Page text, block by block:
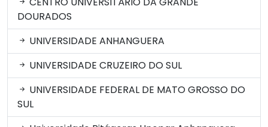
DOURADOS
UNIVERSIDADE ANHANGUERA
UNIVERSIDADE CRUZEIRO DO SUL
UNIVERSIDADE FEDERAL DE MATO GROSSO DO
SUL